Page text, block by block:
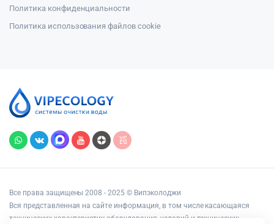
Политика конфиденциальности
Политика использования файлов cookie
Все права защищены 2008 - 2025 © Випэколоджи
Вся представленная на сайте информация, в том числе касающаяся
технических характеристик оборудования, условий и технических